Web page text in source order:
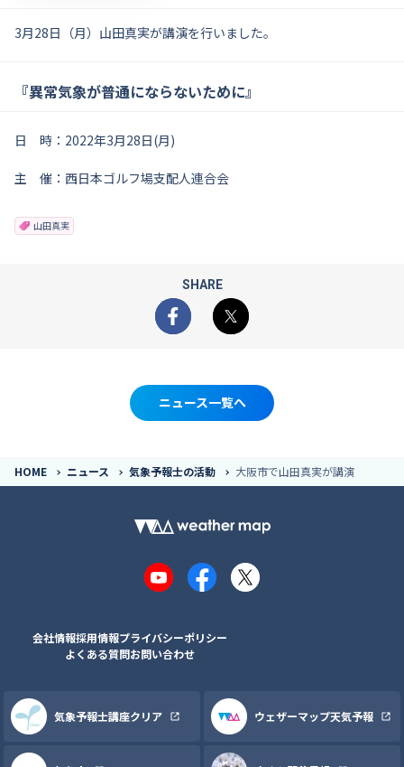
3月28日（月）山田真実が講演を行いました。
『異常気象が普通にならないために』
日 時：2022年3月28日(月)
主 催：西日本ゴルフ場支配人連合会
山田真実
SHARE
Facebook
X
ニュース一覧へ
HOME ニュース 気象予報士の活動 大阪市で山田真実が講演
YouTubeFacebook
X
会社情報採用情報プライバシーポリシー
よくある質問お問い合わせ
気象予報士講座クリア ウェザーマップ天気予報